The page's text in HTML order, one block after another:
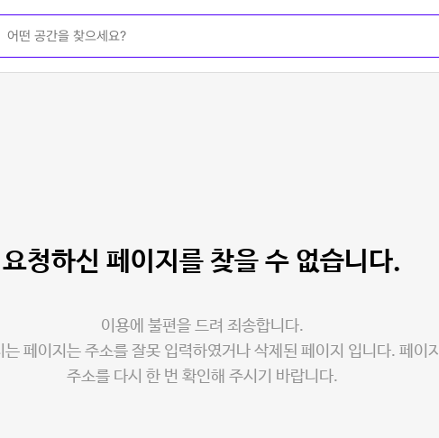
요청하신 페이지를 찾을 수 없습니다.
이용에 불편을 드려 죄송합니다.
는 페이지는 주소를 잘못 입력하였거나 삭제된 페이지 입니다. 페이지
주소를 다시 한 번 확인해 주시기 바랍니다.